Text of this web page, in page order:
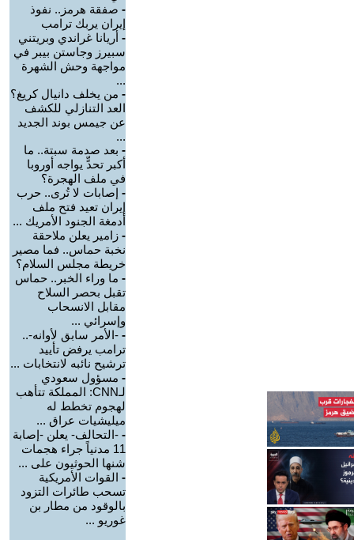
- صفقة هرمز.. نفوذ
إيران يربك ترامب
- أريانا غراندي وبريتني
سبيرز وجاستن بيبر في
مواجهة وحش الشهرة
...
- من يخلف دانيال كريغ؟
العد التنازلي للكشف
عن جيمس بوند الجديد
...
- بعد صدمة سبتة.. ما
أكبر تحدٍّ يواجه أوروبا
في ملف الهجرة؟
- إصابات لا تُرى.. حرب
إيران تعيد فتح ملف
أدمغة الجنود الأمريك ...
- زامير يعلن ملاحقة
نخبة حماس.. فما مصير
خريطة مجلس السلام؟
- ما وراء الخبر.. حماس
تقبل بحصر السلاح
مقابل الانسحاب
وإسرائي ...
- -الأمر سابق لأوانه-..
ترامب يرفض تأييد
ترشيح نائبه لانتخابات ...
- مسؤول سعودي
لـCNN: المملكة تتأهب
لهجوم تخطط له
ميليشيات عراق ...
- -التحالف- يعلن -إصابة
11 مدنياً جراء هجمات
شنها الحوثيون على ...
- القوات الأمريكية
تسحب طائرات التزود
بالوقود من مطار بن
غوريو ...